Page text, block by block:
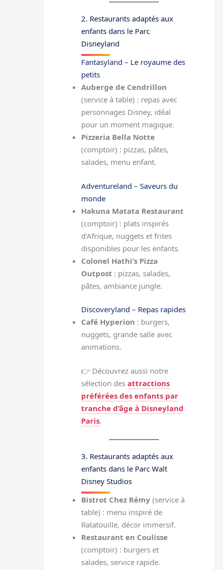
2. Restaurants adaptés aux
enfants dans le Parc
Disneyland
Fantasyland – Le royaume des
petits
Auberge de Cendrillon
(service à table) : repas avec
personnages Disney, idéal
pour un moment magique.
Pizzeria Bella Notte
(comptoir) : pizzas, pâtes,
salades, menu enfant.
Adventureland – Saveurs du
monde
Hakuna Matata Restaurant
(comptoir) : plats inspirés
d’Afrique, nuggets et frites
disponibles pour les enfants.
Colonel Hathi’s Pizza
Outpost : pizzas, salades,
pâtes, ambiance jungle.
Discoveryland – Repas rapides
Café Hyperion : burgers,
nuggets, grande salle avec
animations.
👉 Découvrez aussi notre
sélection desattractions
préférées des enfants par
tranche d’âge à Disneyland
Paris.
3. Restaurants adaptés aux
enfants dans le Parc Walt
Disney Studios
Bistrot Chez Rémy (service à
table) : menu inspiré de
Ratatouille, décor immersif.
Restaurant en Coulisse
(comptoir) : burgers et
salades, service rapide.